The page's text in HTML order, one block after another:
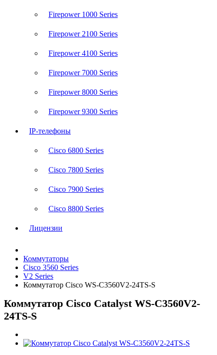
Firepower 1000 Series
Firepower 2100 Series
Firepower 4100 Series
Firepower 7000 Series
Firepower 8000 Series
Firepower 9300 Series
IP-телефоны
Cisco 6800 Series
Cisco 7800 Series
Cisco 7900 Series
Cisco 8800 Series
Лицензии
Коммутаторы
Cisco 3560 Series
V2 Series
Коммутатор Cisco WS-C3560V2-24TS-S
Коммутатор Cisco Catalyst WS-C3560V2-
24TS-S